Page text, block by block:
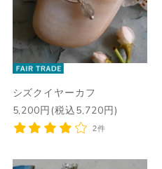
シズクイヤーカフ
5,200円(税込5,720円)
2件